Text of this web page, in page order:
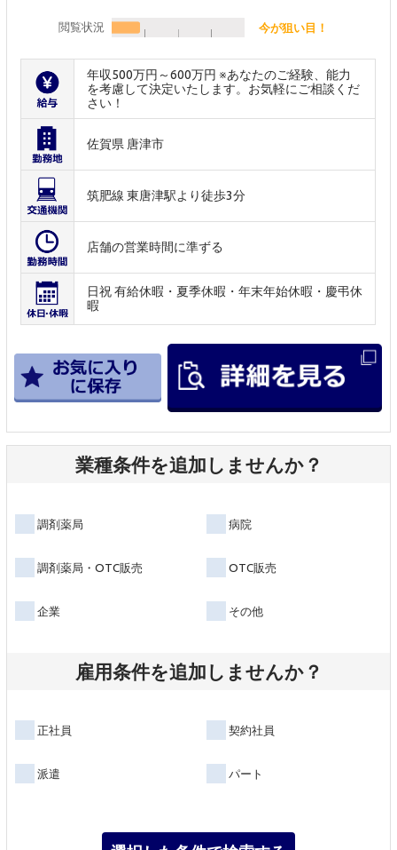
閲覧状況 今が狙い目！
年収500万円～600万円 ※あなたのご経験、能力
を考慮して決定いたします。お気軽にご相談くだ
さい！
佐賀県 唐津市
筑肥線 東唐津駅より徒歩3分
店舗の営業時間に準ずる
日祝 有給休暇・夏季休暇・年末年始休暇・慶弔休
暇
業種条件を追加しませんか？
調剤薬局 病院
調剤薬局・OTC販売 OTC販売
企業 その他
雇用条件を追加しませんか？
正社員 契約社員
派遣 パート